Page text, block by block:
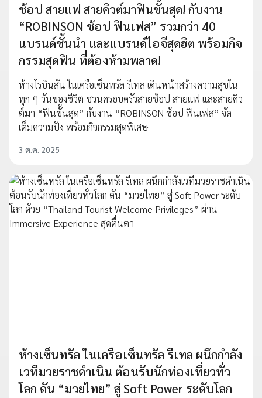
ช้อป สายแฟ สายคิวต์มาฟินขั้นสุด! กับงาน
“ROBINSON ช้อป ฟินเฟส” รวมกว่า 40
แบรนด์ชั้นนำ และแบรนด์ไอจีสุดฮิต พร้อมกิจ
กรรมสุดฟิน ที่ต้องห้ามพลาด!
ห้างโรบินสัน ในเครือเซ็นทรัล รีเทล เดินหน้าสร้างความสุขใน
ทุก ๆ วันของชีวิต ชวนครอบครัวสายช้อป สายแฟ และสายคิว
ต์มา “ฟินขั้นสุด” กับงาน “ROBINSON ช้อป ฟินเฟส” จัด
เต็มความปัง พร้อมกิจกรรมสุดพิเศษ
3 ต.ค. 2025
ห้างเซ็นทรัล ในเครือเซ็นทรัล รีเทล ผนึกกำลัง
เวทีมวยราชดำเนิน ต้อนรับนักท่องเที่ยวทั่ว
โลก ดัน “มวยไทย” สู่ Soft Power ระดับโลก